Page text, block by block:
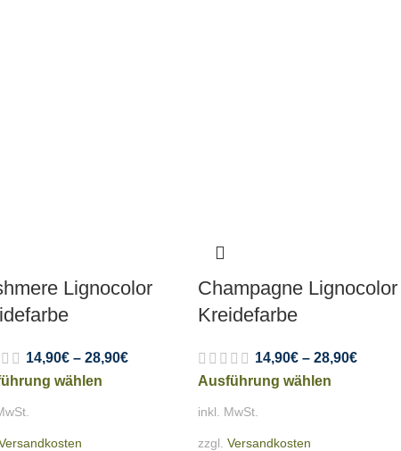
Lignocolor
14,90€– 28,90€
wählen
Champagne Lignocolor
Kreidefarbe
14,90€ –28,90€
Ausführung wählen
inkl. MwSt.
zzgl.Versandkosten